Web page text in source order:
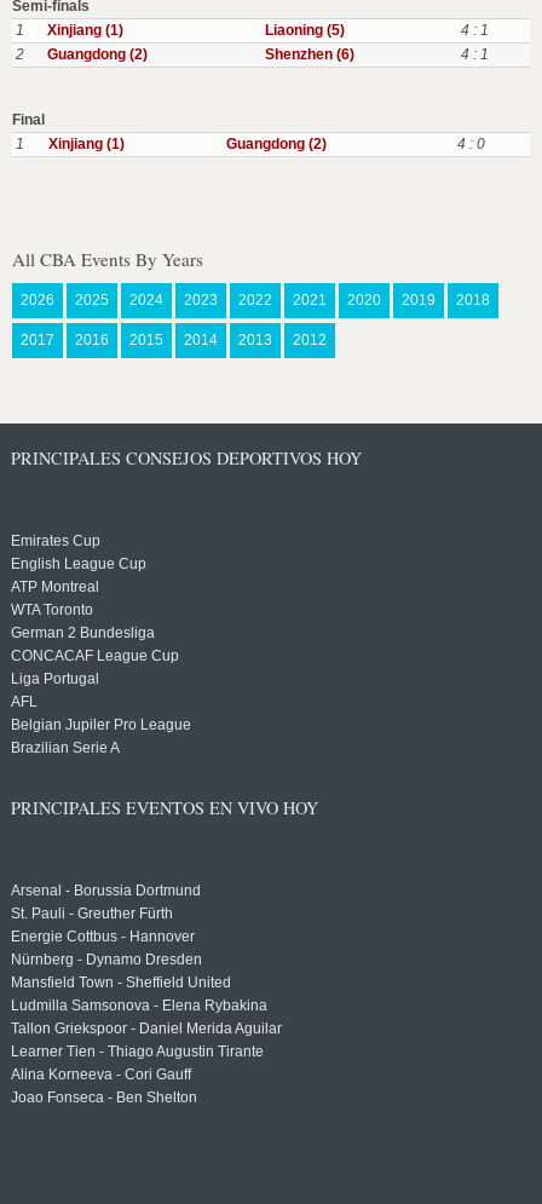
Semi-finals
1
Xinjiang (1) Liaoning (5)
4 : 1
2
Guangdong (2) Shenzhen (6) 4 : 1
Final
1
Xinjiang (1) Guangdong (2) 4 : 0
All CBA Events By Years
2026 2025 2024 2023 2022 2021 2020 2019 2018
2017 2016 2015 2014 2013 2012
PRINCIPALES CONSEJOS DEPORTIVOS HOY
Emirates Cup
English League Cup
ATP Montreal
WTA Toronto
German 2 Bundesliga
CONCACAF League Cup
Liga Portugal
AFL
Belgian Jupiler Pro League
Brazilian Serie A
PRINCIPALES EVENTOS EN VIVO HOY
Arsenal - Borussia Dortmund
St. Pauli - Greuther Fürth
Energie Cottbus - Hannover
Nürnberg - Dynamo Dresden
Mansfield Town - Sheffield United
Ludmilla Samsonova - Elena Rybakina
Tallon Griekspoor - Daniel Merida Aguilar
Learner Tien - Thiago Augustin Tirante
Alina Korneeva - Cori Gauff
Joao Fonseca - Ben Shelton